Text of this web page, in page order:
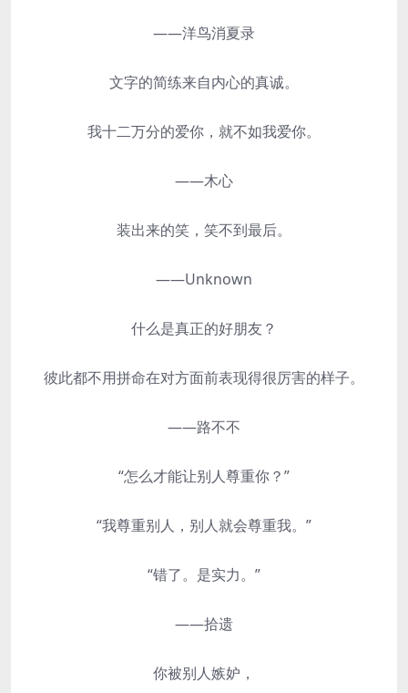
——洋鸟消夏录
文字的简练来自内心的真诚。
我十二万分的爱你，就不如我爱你。
——木心
装出来的笑，笑不到最后。
——Unknown
什么是真正的好朋友？
彼此都不用拼命在对方面前表现得很厉害的样子。
——路不不
“怎么才能让别人尊重你？”
“我尊重别人，别人就会尊重我。”
“错了。是实力。”
——拾遗
你被别人嫉妒，